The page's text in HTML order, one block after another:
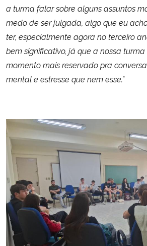
a turma falar sobre alguns assuntos
medo de ser julgada, algo que eu
ter, especialmente agora no terceiro
bem significativo, já que a nossa
momento mais reservado pra
mental e estresse que nem esse.”